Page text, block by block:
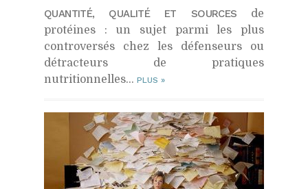
QUANTITÉ, QUALITÉ ET SOURCES de
protéines : un sujet parmi les plus
controversés chez les défenseurs ou
détracteurs de pratiques
nutritionnelles… PLUS »